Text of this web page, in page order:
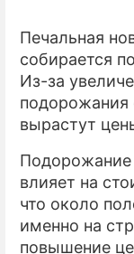
Печальная
собирается
Из-за
подорожания
вырастут
Подорожание
влияет на
что около
именно на
повышение